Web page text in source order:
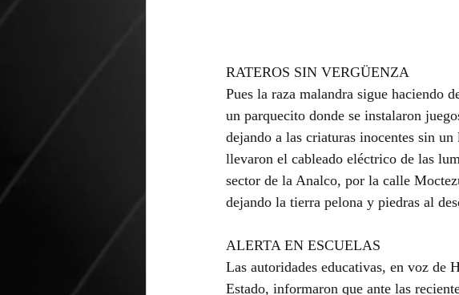
RATEROS SIN VERGÜENZA
Pues la raza malandra sigue haciendo
un parquecito donde se instalaron
dejando a las criaturas inocentes sin
llevaron el cableado eléctrico de las
sector de la Analco, por la calle
dejando la tierra pelona y piedras al
ALERTA EN ESCUELAS
Las autoridades educativas, en voz de
Estado, informaron que ante las